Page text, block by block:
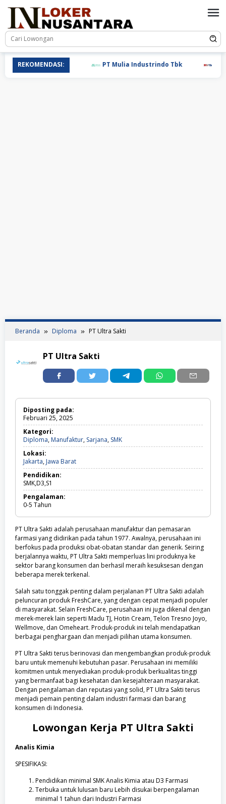
REKOMENDASI: PT Mulia Industrindo Tbk PT
Beranda Diploma PT Ultra Sakti
PT Ultra Sakti
Diposting pada:
Februari 25, 2025
Kategori:
Diploma, Manufaktur, Sarjana, SMKDiploma,
Manufaktur,
Lokasi:
Jakarta, Jawa BaratJakarta,
Jawa
Pendidikan:
SMK,D3,S1
Pengalaman:
0-5 Tahun
PT Ultra Sakti adalah perusahaan manufaktur dan pemasaran
farmasi yang didirikan pada tahun 1977. Awalnya, perusahaan ini
berfokus pada produksi obat-obatan standar dan generik. Seiring
berjalannya waktu, PT Ultra Sakti memperluas lini produknya ke
sektor barang konsumen dan berhasil meraih kesuksesan dengan
beberapa merek terkenal.
Salah satu tonggak penting dalam perjalanan PT Ultra Sakti adalah
peluncuran produk FreshCare, yang dengan cepat menjadi populer
di masyarakat. Selain FreshCare, perusahaan ini juga dikenal dengan
merek-merek lain seperti Madu TJ, Hotin Cream, Telon Tresno Joyo,
Wellmove, dan Omeheart. Produk-produk ini telah mendapatkan
berbagai penghargaan dan menjadi pilihan utama konsumen.
PT Ultra Sakti terus berinovasi dan mengembangkan produk-produk
baru untuk memenuhi kebutuhan pasar. Perusahaan ini memiliki
komitmen untuk menyediakan produk-produk berkualitas tinggi
yang bermanfaat bagi kesehatan dan kesejahteraan masyarakat.
Dengan pengalaman dan reputasi yang solid, PT Ultra Sakti terus
menjadi pemain penting dalam industri farmasi dan barang
konsumen di Indonesia.
Lowongan Kerja PT Ultra Sakti
Analis Kimia
SPESIFIKASI:
Pendidikan minimal SMK Analis Kimia atau D3 Farmasi
Terbuka untuk lulusan baru Lebih disukai berpengalaman
minimal 1 tahun dari Industri Farmasi